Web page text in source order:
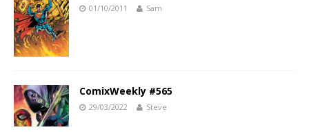
01/10/2011 Sam
ComixWeekly #565
29/03/2022 Steve